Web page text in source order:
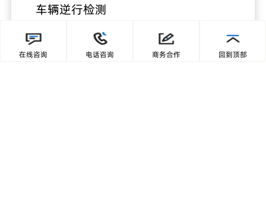
车辆逆行检测
在线咨询 电话咨询 商务合作 回到顶部